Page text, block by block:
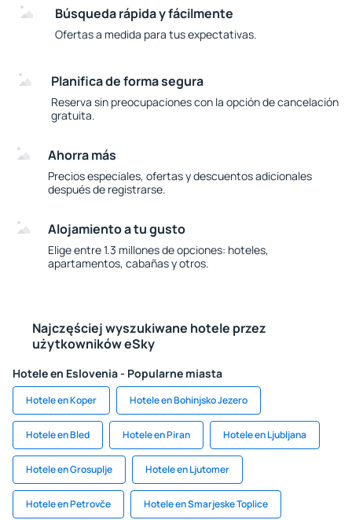
Búsqueda rápida y fácilmente
Ofertas a medida para tus expectativas.
Planifica de forma segura
Reserva sin preocupaciones con la opción de cancelación
gratuita.
Ahorra más
Precios especiales, ofertas y descuentos adicionales
después de registrarse.
Alojamiento a tu gusto
Elige entre 1.3 millones de opciones: hoteles,
apartamentos, cabañas y otros.
Najczęściej wyszukiwane hotele przez
użytkowników eSky
Hotele en Eslovenia - Popularne miasta
Hotele en Koper Hotele en Bohinjsko Jezero
Hotele en Bled Hotele en Piran Hotele en Ljubljana
Hotele en Grosuplje Hotele en Ljutomer
Hotele en Petrovče Hotele en Smarjeske Toplice